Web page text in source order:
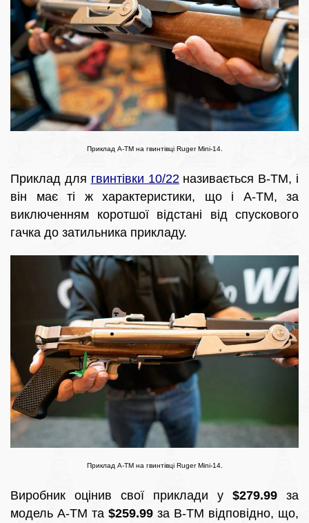
Приклад A-TM на гвинтівці Ruger Mini-14.
Приклад для гвинтівки 10/22 називається B-TM, і
він має ті ж характеристики, що і A-TM, за
виключенням коротшої відстані від спускового
гачка до затильника прикладу.
Приклад A-TM на гвинтівці Ruger Mini-14.
Виробник оцінив свої приклади у $279.99 за
модель A-TM та $259.99 за B-TM відповідно, що,